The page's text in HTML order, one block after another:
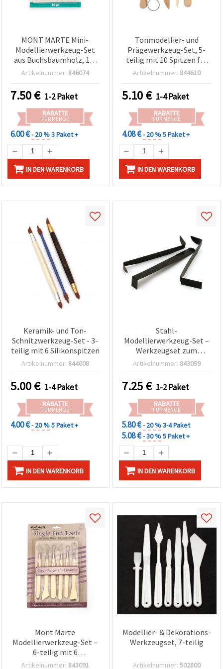
MONT MARTE Mini-
Modellierwerkzeug-Set
aus Buchsbaumholz, 10-
teilig
Artikelnummer: 846074
7.50€ 1-2 Paket
RABATTE
FÜR MENGE
6.00 €- 20 %3 Paket +
IN DEN WARENKORB
Tonmodellier- und
Prägewerkzeug-Set, 5-
teilig mit 10 Spitzen für
Basteln & DIY
Artikelnummer: 844610
5.10€ 1-4 Paket
RABATTE
FÜR MENGE
4.08 €- 20 %5 Paket +
IN DEN WARENKORB
Keramik- und Ton-
Schnitzwerkzeug-Set - 3-
teilig mit 6 Silikonspitzen
Artikelnummer: 844608
5.00€ 1-4 Paket
RABATTE
FÜR MENGE
4.00 €- 20 %5 Paket +
IN DEN WARENKORB
Stahl-
Modellierwerkzeug-Set –
Werkzeugset zum
Modellieren & Basteln
Artikelnummer: 843099
7.25€ 1-2 Paket
RABATTE
FÜR MENGE
5.80 €- 20 %3-4 Paket
5.08 €- 30 %5 Paket +
IN DEN WARENKORB
Mont Marte
Modellierwerkzeug-Set –
6-teilig mit 6
Stahlspitzen
Artikelnummer: 843091
Modellier- & Dekorations-
Werkzeugset, 7-teilig
Artikelnummer: 502800